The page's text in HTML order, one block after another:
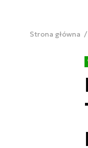
Strona główna